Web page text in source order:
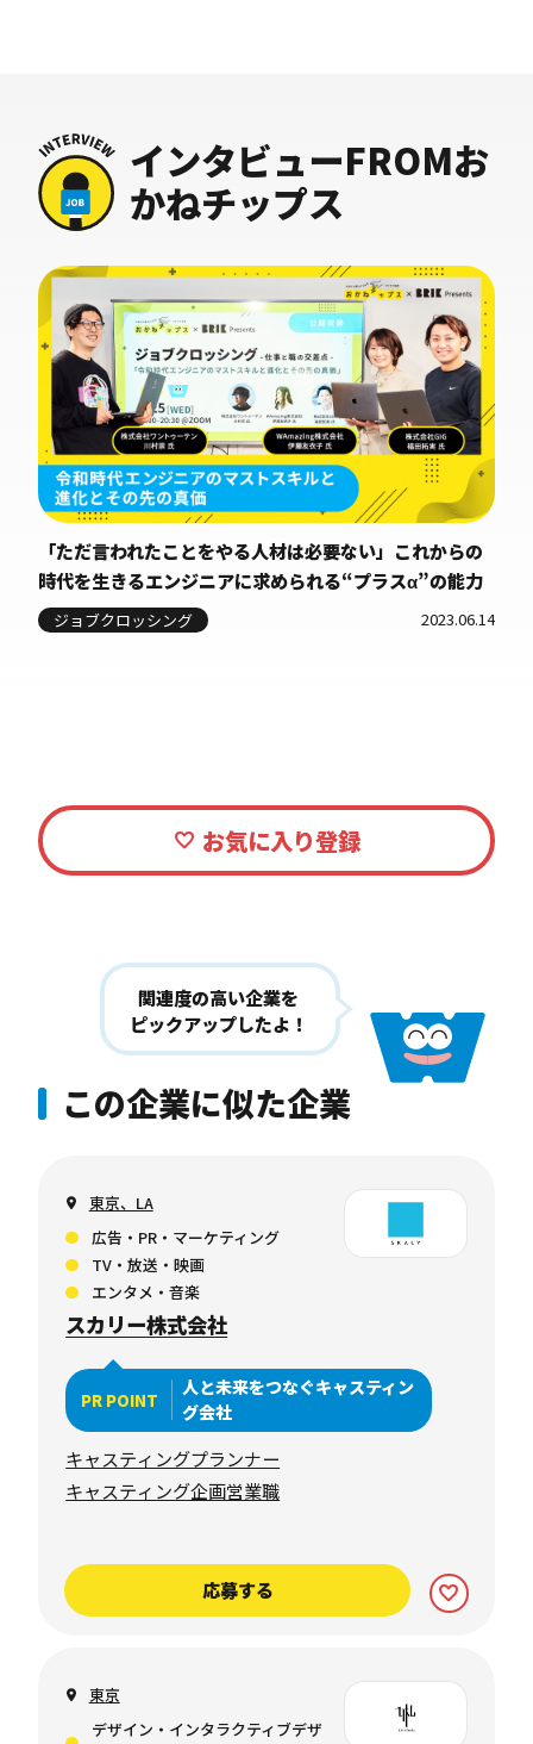
インタビューFROMお
かねチップス
「ただ言われたことをやる人材は必要ない」これからの
時代を生きるエンジニアに求められる“プラスα”の能力
ジョブクロッシング 2023.06.14
この企業に似た企業
関連度の高い企業を
ピックアップしたよ！
東京、LA
広告・PR・マーケティング
TV・放送・映画
エンタメ・音楽
スカリー株式会社
PR POINT
人と未来をつなぐキャスティン
グ会社
キャスティングプランナー
キャスティング企画営業職
応募する
東京
デザイン・インタラクティブデザ